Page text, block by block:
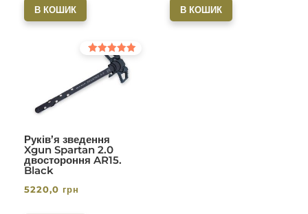
В КОШИК В КОШИК
Руків’я зведення
Xgun Spartan 2.0
двостороння AR15.
Black
Оцінено в
з 5
5220,0 грн